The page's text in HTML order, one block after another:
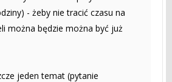
- żeby nie tracić czasu na
można będzie można być już
jeden temat (pytanie